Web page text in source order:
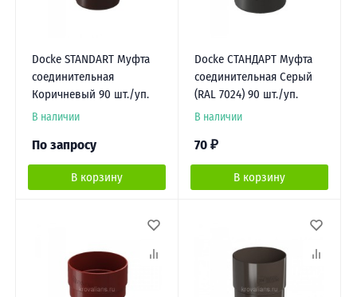
Docke STANDART Муфта
соединительная
Коричневый 90 шт./уп.
В наличии
По запросу
В корзину
Docke СТАНДАРТ Муфта
соединительная Серый
(RAL 7024) 90 шт./уп.
В наличии
70 ₽
В корзину